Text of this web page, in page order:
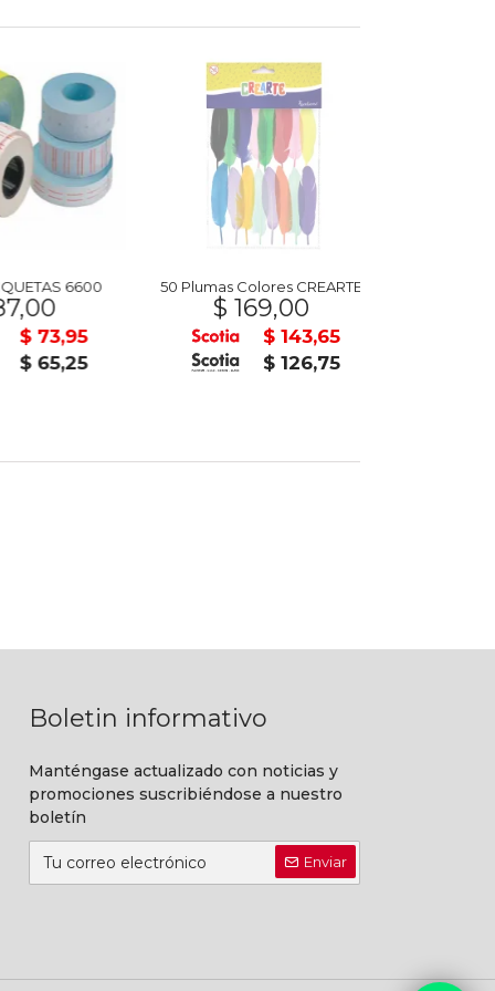
6600
$ 73,95
$ 65,25
50 Plumas Colores CREARTE
$ 169,00
$ 143,65
$ 126,75
Boletin informativo
Manténgase actualizado con noticias y
promociones suscribiéndose a nuestro
boletín
Enviar